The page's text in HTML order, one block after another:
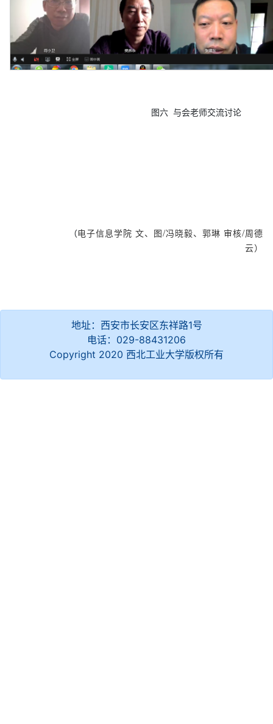
图六 与会老师交流讨论
（电子信息学院 文、 图 /冯晓毅、郭琳 审核/周德
云）
地址：西安市长安区东祥路1号
电话：029-88431206
Copyright 2020 西北工业大学版权所有